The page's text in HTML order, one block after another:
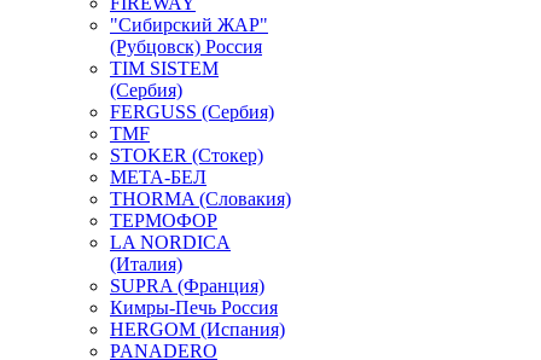
"Сибирский ЖАР"
(Рубцовск) Россия
TIM SISTEM
(Сербия)
FERGUSS (Сербия)
TMF
STOKER (Стокер)
МЕТА-БЕЛ
THORMA (Словакия)
ТЕРМОФОР
LA NORDICA
(Италия)
SUPRA (Франция)
Кимры-Печь Россия
HERGOM (Испания)
PANADERO